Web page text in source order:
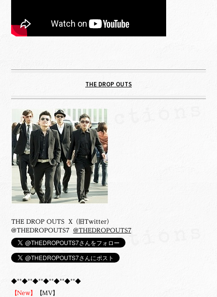
THE DROP OUTS
THE DROP OUTS X（旧Twitter）
@THEDROPOUTS7 @THEDROPOUTS7
◆**◆**◆**◆**◆**◆**◆
【New】 【MV】